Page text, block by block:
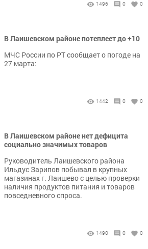
1496 0 0
В Лаишевском районе потеплеет до +10
МЧС России по РТ сообщает о погоде на
27 марта:
1442 0 0
В Лаишевском районе нет дефицита
социально значимых товаров
Руководитель Лаишевского района
Ильдус Зарипов побывал в крупных
магазинах г. Лаишево с целью проверки
наличия продуктов питания и товаров
повседневного спроса.
1490 0 0